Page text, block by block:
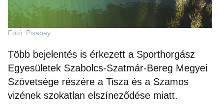
Fotó: Pixabay
Több bejelentés is érkezett a Sporthorgász
Egyesületek Szabolcs-Szatmár-Bereg Megyei
Szövetsége részére a Tisza és a Szamos
vizének szokatlan elszíneződése miatt.